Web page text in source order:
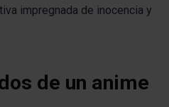
impregnada de inocencia y
de un anime